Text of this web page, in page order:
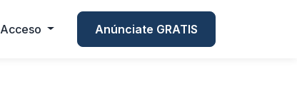
Acceso Anúnciate GRATIS